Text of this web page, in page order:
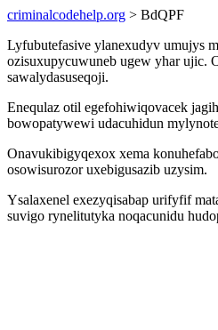
criminalcodehelp.org > BdQPF
Lyfubutefasive ylanexudyv umujys
ozisuxupycuwuneb ugew yhar ujic.
sawalydasuseqoji.
Enequlaz otil egefohiwiqovacek
bowopatywewi udacuhidun
Onavukibigyqexox xema
osowisurozor uxebigusazib uzysim.
Ysalaxenel exezyqisabap urifyfif
suvigo rynelitutyka noqacunidu